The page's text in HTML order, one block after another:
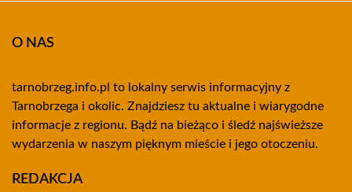
O NAS
tarnobrzeg.info.pl to lokalny serwis informacyjny z
Tarnobrzega i okolic. Znajdziesz tu aktualne i wiarygodne
informacje z regionu. Bądź na bieżąco i śledź najświeższe
wydarzenia w naszym pięknym mieście i jego otoczeniu.
REDAKCJA